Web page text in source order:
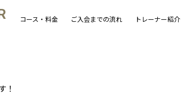
コース・料金 ご入会までの流れ トレーナー紹介
！